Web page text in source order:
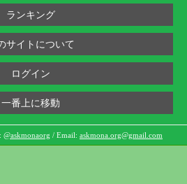
ランキング
サイトについて
ログイン
一番上に移動
@askmonaorg / Email: askmona.org@gmail.com